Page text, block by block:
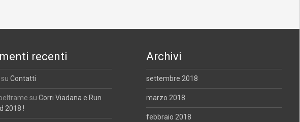
recenti
su Contatti
su Corri Viadana e Run
2018 !
Archivi
settembre 2018
marzo 2018
febbraio 2018